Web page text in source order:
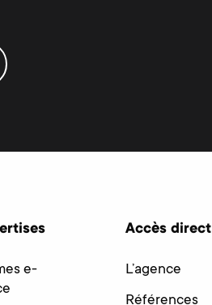
e-
Accès direct
L’agence
Références